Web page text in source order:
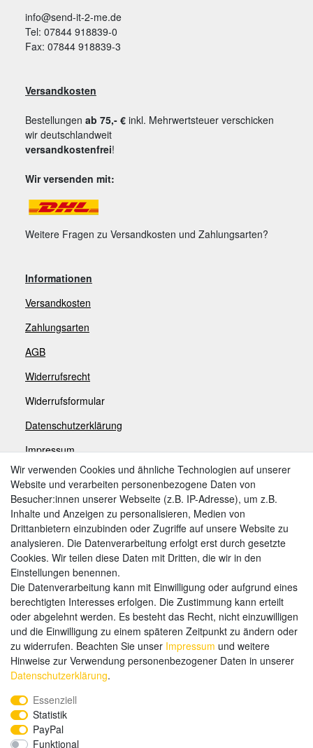
info@send-it-2-me.de
Tel: 07844 918839-0
Fax: 07844 918839-3
Versandkosten
Bestellungen ab 75,- € inkl. Mehrwertsteuer verschicken
wir deutschlandweit
versandkostenfrei!
Wir versenden mit:
Weitere Fragen zu Versandkosten und Zahlungsarten?
Informationen
Versandkosten
Zahlungsarten
AGB
Widerrufsrecht
Widerrufsformular
Datenschutzerklärung
Impressum
Zahlungsarten
Weitere Zahlungsarten:
Kauf auf Rechnung
Vorkasse
Hier sind wir
Wir verwenden Cookies und ähnliche Technologien auf unserer
Website und verarbeiten personenbezogene Daten von
Besucher:innen unserer Webseite (z.B. IP-Adresse), um z.B.
Inhalte und Anzeigen zu personalisieren, Medien von
Drittanbietern einzubinden oder Zugriffe auf unsere Website zu
analysieren. Die Datenverarbeitung erfolgt erst durch gesetzte
Cookies. Wir teilen diese Daten mit Dritten, die wir in den
Einstellungen benennen.
Die Datenverarbeitung kann mit Einwilligung oder aufgrund eines
berechtigten Interesses erfolgen. Die Zustimmung kann erteilt
oder abgelehnt werden. Es besteht das Recht, nicht einzuwilligen
und die Einwilligung zu einem späteren Zeitpunkt zu ändern oder
zu widerrufen. Beachten Sie unser Impressum und weitere
Hinweise zur Verwendung personenbezogener Daten in unserer
Daten­schutz­erklärung.
Essenziell
Statistik
PayPal
Funktional